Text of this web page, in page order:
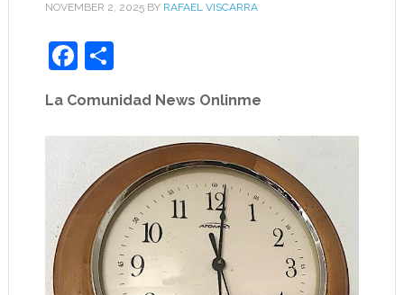
NOVEMBER 2, 2025BY RAFAEL VISCARRA
Facebook
Share
La Comunidad News Onlinme